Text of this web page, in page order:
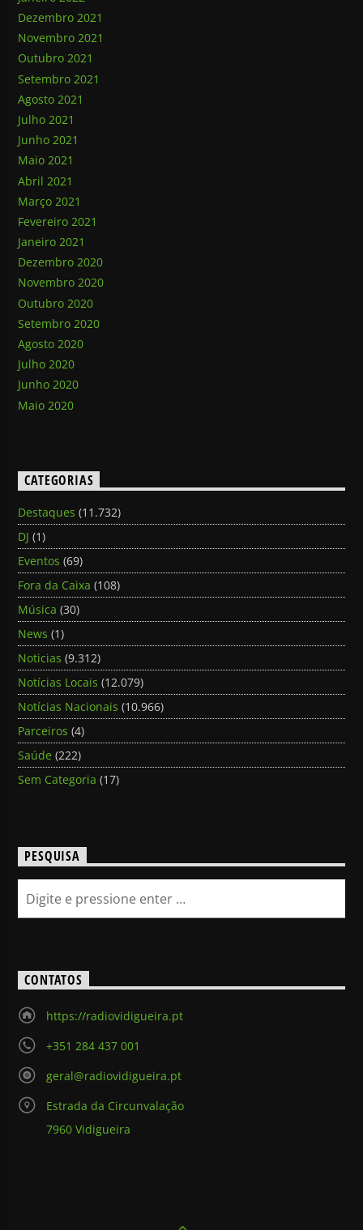
Dezembro 2021
Novembro 2021
Outubro 2021
Setembro 2021
Agosto 2021
Julho 2021
Junho 2021
Maio 2021
Abril 2021
Março 2021
Fevereiro 2021
Janeiro 2021
Dezembro 2020
Novembro 2020
Outubro 2020
Setembro 2020
Agosto 2020
Julho 2020
Junho 2020
Maio 2020
CATEGORIAS
Destaques (11.732)
DJ (1)
Eventos (69)
Fora da Caixa (108)
Música (30)
News (1)
Noticias (9.312)
Notícias Locais (12.079)
Notícias Nacionais (10.966)
Parceiros (4)
Saúde (222)
Sem Categoria (17)
PESQUISA
CONTATOS
https://radiovidigueira.pt
+351 284 437 001
geral@radiovidigueira.pt
Estrada da Circunvalação
7960 Vidigueira